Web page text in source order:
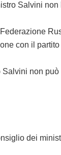
Salvini
con il
non può
dei